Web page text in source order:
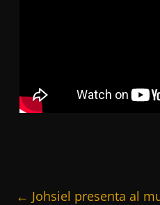
← Johsiel presenta al